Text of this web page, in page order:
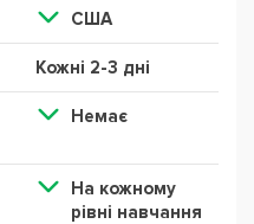
США
Кожні 2-3 дні
Немає
На кожному
рівні навчання